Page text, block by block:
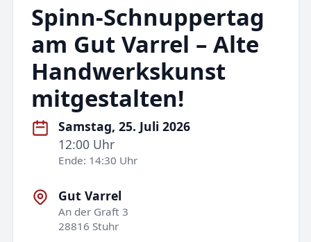
Spinn-Schnuppertag
am Gut Varrel – Alte
Handwerkskunst
mitgestalten!
Samstag, 25. Juli 2026
12:00 Uhr
Ende: 14:30 Uhr
Gut Varrel
An der Graft 3
28816 Stuhr